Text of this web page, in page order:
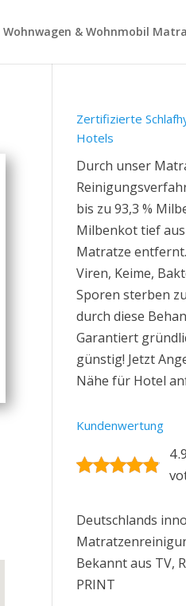
Wohnwagen & Wohnmobil
Zertifizierte
Hotels
Durch unser
bis zu 93,3 %
Milbenkot tief
Matratze
Viren, Keime,
Sporen sterben
durch diese
Garantiert
günstig! Jetzt
Nähe für Hotel
Kundenwertung
Deutschlands
Bekannt aus TV,
PRINT